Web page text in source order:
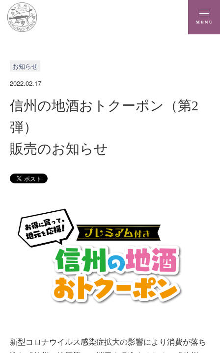
お知らせ
2022.02.17
信州の地酒おトクーポン（第2
弾）
販売のお知らせ
新型コロナウイルス感染症拡大の影響により消費が落ち